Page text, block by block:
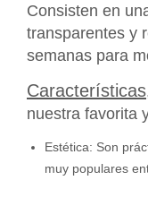
Consisten en
transparentes y
semanas para
Características
nuestra favorita
Estética: Son
muy populares